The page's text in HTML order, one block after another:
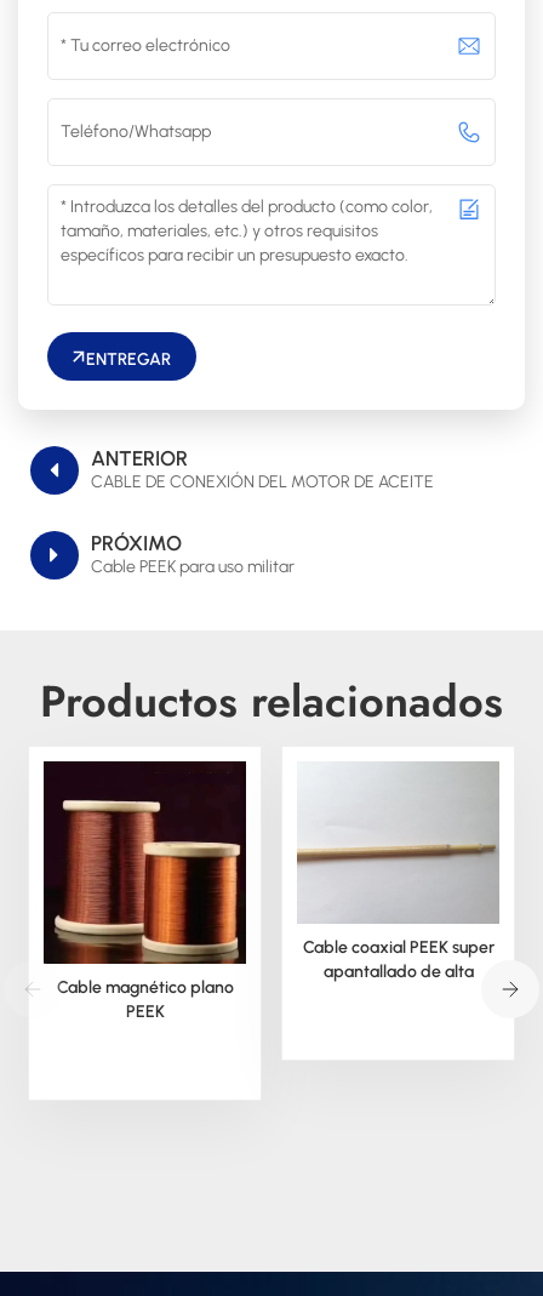
ENTREGAR
ANTERIOR
CABLE DE CONEXIÓN DEL MOTOR DE ACEITE
PRÓXIMO
Cable PEEK para uso militar
Productos relacionados
Cable magnético plano
PEEK
Cable coaxial PEEK super
apantallado de alta